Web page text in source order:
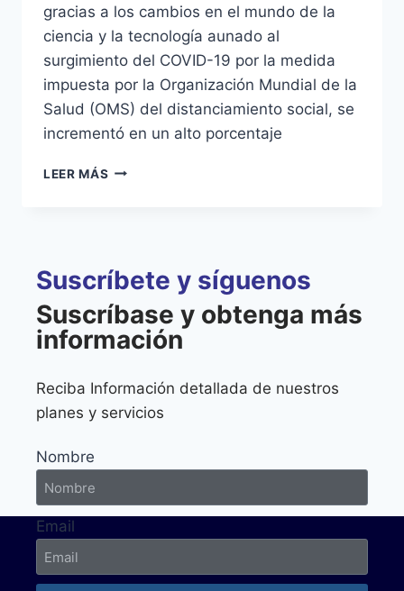
gracias a los cambios en el mundo de la
ciencia y la tecnología aunado al
surgimiento del COVID-19 por la medida
impuesta por la Organización Mundial de la
Salud (OMS) del distanciamiento social, se
incrementó en un alto porcentaje
LEER MÁS
Suscríbete y síguenos
Suscríbase y obtenga más
información
Reciba Información detallada de nuestros
planes y servicios
Nombre
Email